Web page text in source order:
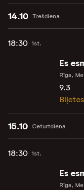
Trešdiena
14.10
18:30 1st.
Es
Rīga,
9.3
Biļetes
Ceturtdiena
15.10
18:30 1st.
Es
Rīga,